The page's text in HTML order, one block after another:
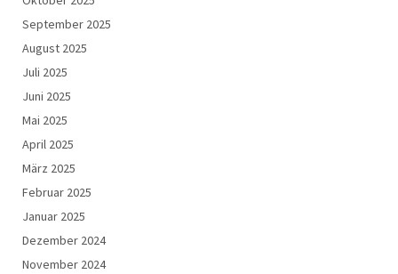
September 2025
August 2025
Juli 2025
Juni 2025
Mai 2025
April 2025
März 2025
Februar 2025
Januar 2025
Dezember 2024
November 2024